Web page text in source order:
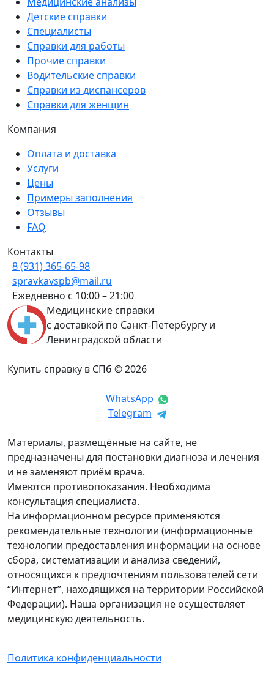
Медицинские справки
с доставкой по Санкт-Петербургу и
Ленинградской области
Купить справку в СПб © 2026
WhatsApp
Telegram
Детские справки
Специалисты
Справки для работы
Прочие справки
Водительские справки
Справки из диспансеров
Справки для женщин
Компания
Оплата и доставка
Услуги
Цены
Примеры заполнения
Отзывы
FAQ
Контакты
8 (931) 365-65-98
spravkavspb@mail.ru
Ежедневно с 10:00 – 21:00
Материалы, размещённые на сайте, не
предназначены для постановки диагноза и лечения
и не заменяют приём врача.
Имеются противопоказания. Необходима
консультация специалиста.
На информационном ресурсе применяются
рекомендательные технологии (информационные
технологии предоставления информации на основе
сбора, систематизации и анализа сведений,
относящихся к предпочтениям пользователей сети
“Интернет”, находящихся на территории Российской
Федерации). Наша организация не осуществляет
медицинскую деятельность.
Политика конфиденциальности